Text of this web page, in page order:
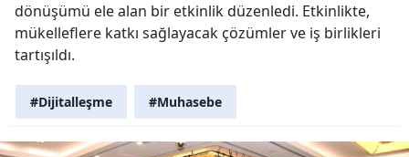
dönüşümü ele alan bir etkinlik düzenledi. Etkinlikte,
mükelleflere katkı sağlayacak çözümler ve iş birlikleri
tartışıldı.
#Dijitalleşme #Muhasebe